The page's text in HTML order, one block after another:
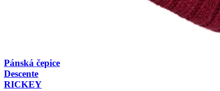
Pánská čepice
Descente
RICKEY